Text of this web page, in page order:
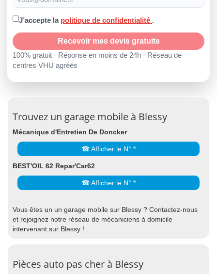
J’accepte la politique de confidentialité .
Recevoir mes devis gratuits
100% gratuit · Réponse en moins de 24h · Réseau de
centres VHU agréés
Trouvez un garage mobile à Blessy
Mécanique d'Entretien De Doncker
☎ Afficher le N° *
BEST'OIL 62 Repar'Car62
☎ Afficher le N° *
Vous êtes un un garage mobile sur Blessy ? Contactez-nous
et rejoignez notre réseau de mécaniciens à domicile
intervenant sur Blessy !
Pièces auto pas cher à Blessy